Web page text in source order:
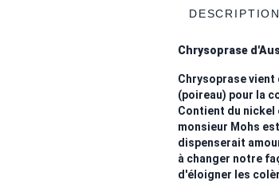
DESCRIPTION
Chrysoprase
Chrysoprase vient
(poireau) pour la
Contient du nickel
monsieur Mohs
dispenserait
à changer notre
d'éloigner les